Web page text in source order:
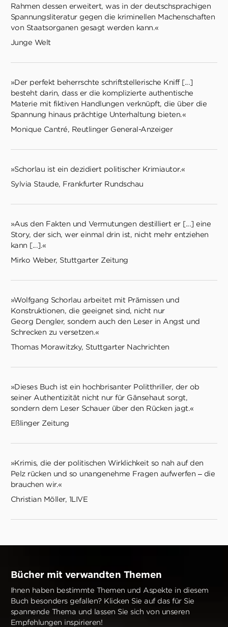
Rahmen dessen erweitert, was in der deutschsprachigen
Spannungsliteratur gegen die kriminellen Machenschaften
von Staatsorganen gesagt werden kann.«
Junge Welt
»Der perfekt beherrschte schriftstellerische Kniff [...]
besteht darin, dass er die komplizierte authentische
Materie mit fiktiven Handlungen verknüpft, die über die
Spannung hinaus prächtige Unterhaltung bieten.«
Monique Cantré, Reutlinger General-Anzeiger
»Schorlau ist ein dezidiert politischer Krimiautor.«
Sylvia Staude, Frankfurter Rundschau
»Aus den Fakten und Vermutungen destilliert er [...] eine
Story, der sich, wer einmal drin ist, nicht mehr entziehen
kann [...].«
Mirko Weber, Stuttgarter Zeitung
»Wolfgang Schorlau arbeitet mit Prämissen und
Konstruktionen, die geeignet sind, nicht nur
Georg Dengler, sondern auch den Leser in Angst und
Schrecken zu versetzen.«
Thomas Morawitzky, Stuttgarter Nachrichten
»Dieses Buch ist ein hochbrisanter Politthriller, der ob
seiner Authentizität nicht nur für Gänsehaut sorgt,
sondern dem Leser Schauer über den Rücken jagt.«
Eßlinger Zeitung
»Krimis, die der politischen Wirklichkeit so nah auf den
Pelz rücken und so unangenehme Fragen aufwerfen – die
brauchen wir.«
Christian Möller, 1LIVE
Bücher mit verwandten Themen
Ihnen haben bestimmte Themen und Aspekte in diesem
Buch besonders gefallen? Klicken Sie auf das für Sie
spannende Thema und lassen Sie sich von unseren
Empfehlungen inspirieren!